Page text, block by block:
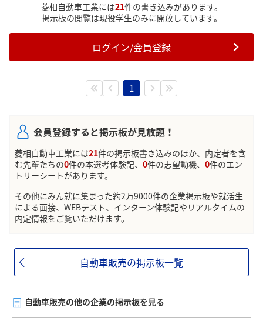
菱相自動車工業には21件の書き込みがあります。
掲示板の閲覧は現役学生のみに開放しています。
ログイン/会員登録
1
会員登録すると掲示板が見放題！
菱相自動車工業には21件の掲示板書き込みのほか、内定者を含
む先輩たちの0件の本選考体験記、 0件の志望動機、 0件のエン
トリーシートがあります。
その他にみん就に集まった約2万9000件の企業掲示板や就活生
による面接、WEBテスト、インターン体験記やリアルタイムの
内定情報をご覧いただけます。
自動車販売の掲示板一覧
自動車販売の他の企業の掲示板を見る